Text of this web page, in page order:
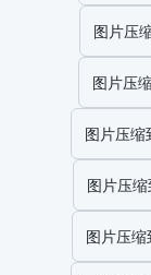
图片压
图片压
图片压缩
图片压
图片压